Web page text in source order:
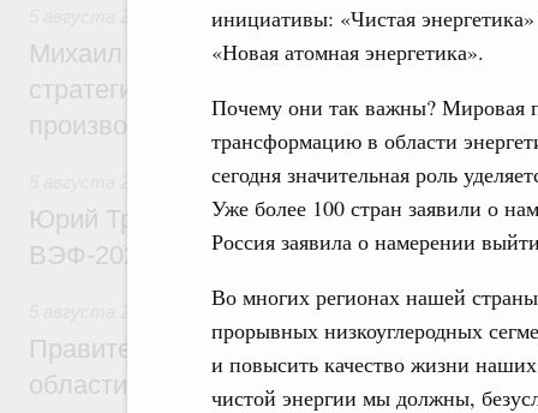
инициативы: «Чистая
«Новая атомная энергетика».
Почему они так важны? Мировая
трансформацию в области
сегодня значительная роль
Уже более 100 стран заявили о
Россия заявила о намерении
Во многих регионах нашей
прорывных низкоуглеродных
и повысить качество жизни
чистой энергии мы должны,
Вопросы производительности труда и
Михаил Мишустин дал поручения по
стратегической сессии, посвящённой
производительности труда
Общие вопросы развития ДФО
Юрий Трутнев: Опубликована
ВЭФ-2026
Национальный проект «Экологическое
Правительство увеличило объём
области в рамках федерального